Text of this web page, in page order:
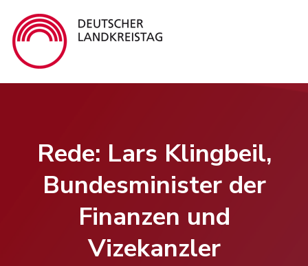
Rede: Lars Klingbeil,
Bundesminister der
Finanzen und
Vizekanzler